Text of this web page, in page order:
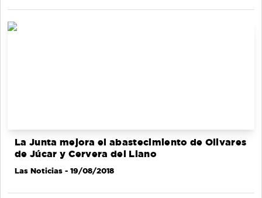
La Junta mejora el abastecimiento de Olivares
de Júcar y Cervera del Llano
Las Noticias - 19/08/2018